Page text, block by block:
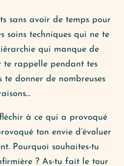
sans avoir de temps pour
soins techniques qui ne te
qui manque de
te rappelle pendant tes
te donner de nombreuses
à ce qui a provoqué
ton envie d’évoluer
Pourquoi souhaites-tu
? As-tu fait le tour